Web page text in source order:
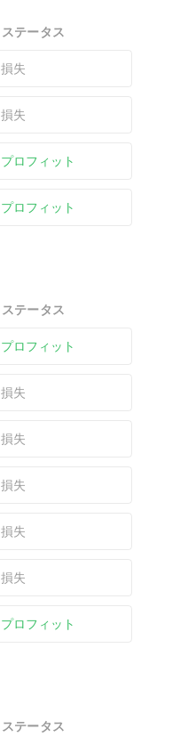
ステータス
損失
損失
プロフィット
プロフィット
ステータス
プロフィット
損失
損失
損失
損失
損失
プロフィット
ステータス